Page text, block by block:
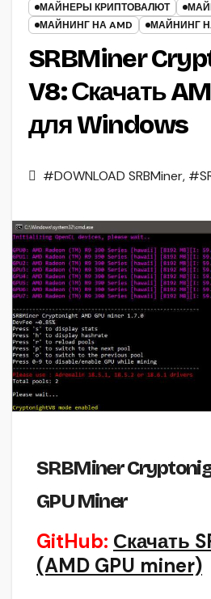
МАЙНЕРЫ КРИПТОВАЛЮТ
МАЙНИНГ НА AMD
МАЙНИНГ
SRBMiner
V8: Скачать
для Windows
#DOWNLOAD SRBMiner,
SRBMiner
GPU Miner
GitHub: Скачать
(AMD GPU miner)